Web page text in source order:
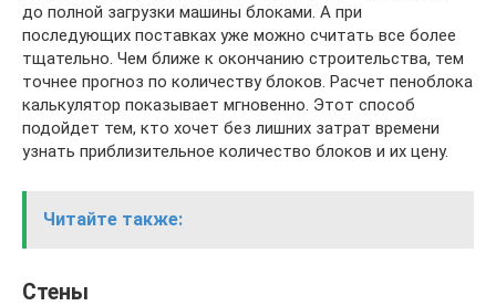
до полной загрузки машины блоками. А при
последующих поставках уже можно считать все более
тщательно. Чем ближе к окончанию строительства, тем
точнее прогноз по количеству блоков. Расчет пеноблока
калькулятор показывает мгновенно. Этот способ
подойдет тем, кто хочет без лишних затрат времени
узнать приблизительное количество блоков и их цену.
Читайте также:
Стены